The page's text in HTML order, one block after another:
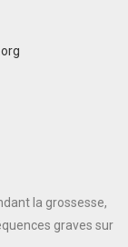
la grossesse,
graves sur